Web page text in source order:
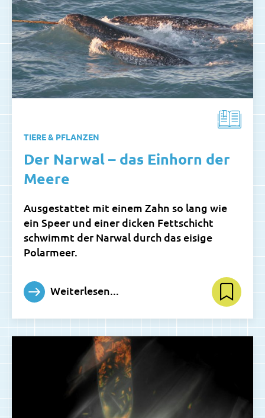
TIERE & PFLANZEN
Der Narwal – das Einhorn der
Meere
Ausgestattet mit einem Zahn so lang wie
ein Speer und einer dicken Fettschicht
schwimmt der Narwal durch das eisige
Polarmeer.
Weiterlesen...